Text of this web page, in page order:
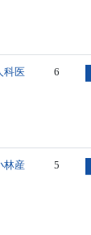
科医
6
産
5